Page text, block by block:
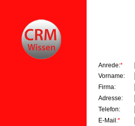
Anrede:*
Vorname:
Firma:
Adresse:
Telefon:
E-Mail :*